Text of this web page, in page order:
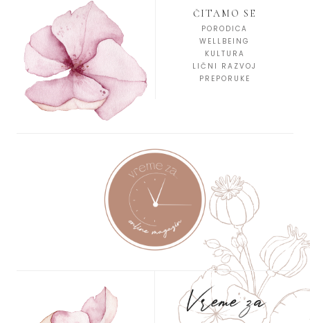
ČITAMO SE
PORODICA
WELLBEING
KULTURA
LIČNI RAZVOJ
PREPORUKE
Vreme za